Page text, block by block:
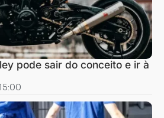
pode sair do conceito e ir à